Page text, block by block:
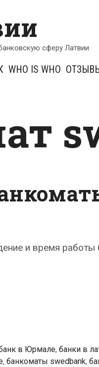
сферу Латвии
WHO IS WHO
и время
в Юрмале, банки в
, банкоматы swedbank,